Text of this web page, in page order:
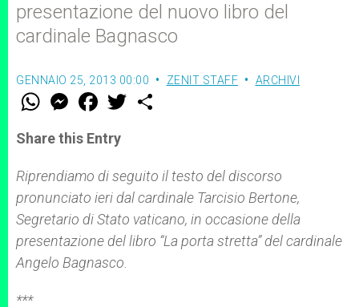
presentazione del nuovo libro del
cardinale Bagnasco
GENNAIO 25, 2013 00:00 ZENIT STAFF ARCHIVI
W
t
s
p
p
M
e
s
e
g
e
r
F
a
e
b
o
k
w
r
Share this Entry
Riprendiamo di seguito il testo del discorso
pronunciato ieri dal cardinale Tarcisio Bertone,
Segretario di Stato vaticano, in occasione della
presentazione del libro “La porta stretta”del cardinale
Angelo Bagnasco.
***